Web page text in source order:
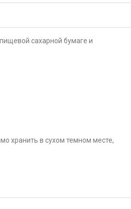
сахарной бумаге и
хранить в сухом темном месте,